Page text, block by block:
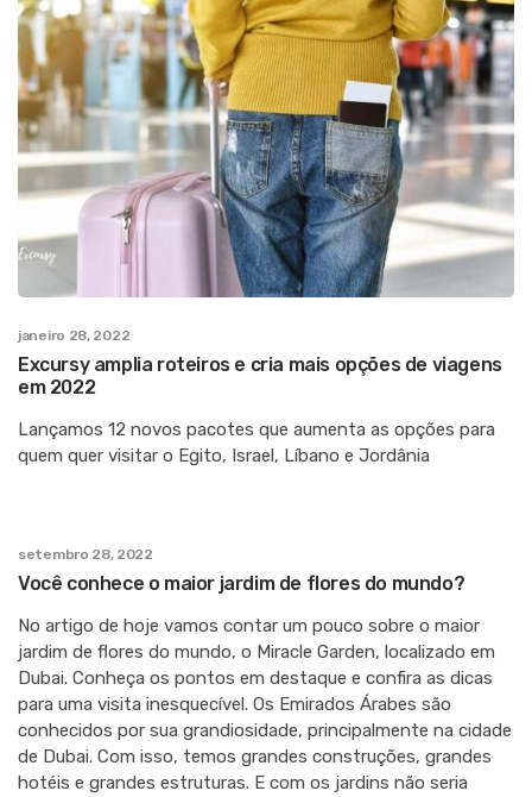
janeiro 28, 2022
Excursy amplia roteiros e cria mais opções de viagens
em 2022
Lançamos 12 novos pacotes que aumenta as opções para
quem quer visitar o Egito, Israel, Líbano e Jordânia
setembro 28, 2022
Você conhece o maior jardim de flores do mundo?
No artigo de hoje vamos contar um pouco sobre o maior
jardim de flores do mundo, o Miracle Garden, localizado em
Dubai. Conheça os pontos em destaque e confira as dicas
para uma visita inesquecível. Os Emirados Árabes são
conhecidos por sua grandiosidade, principalmente na cidade
de Dubai. Com isso, temos grandes construções, grandes
hotéis e grandes estruturas. E com os jardins não seria